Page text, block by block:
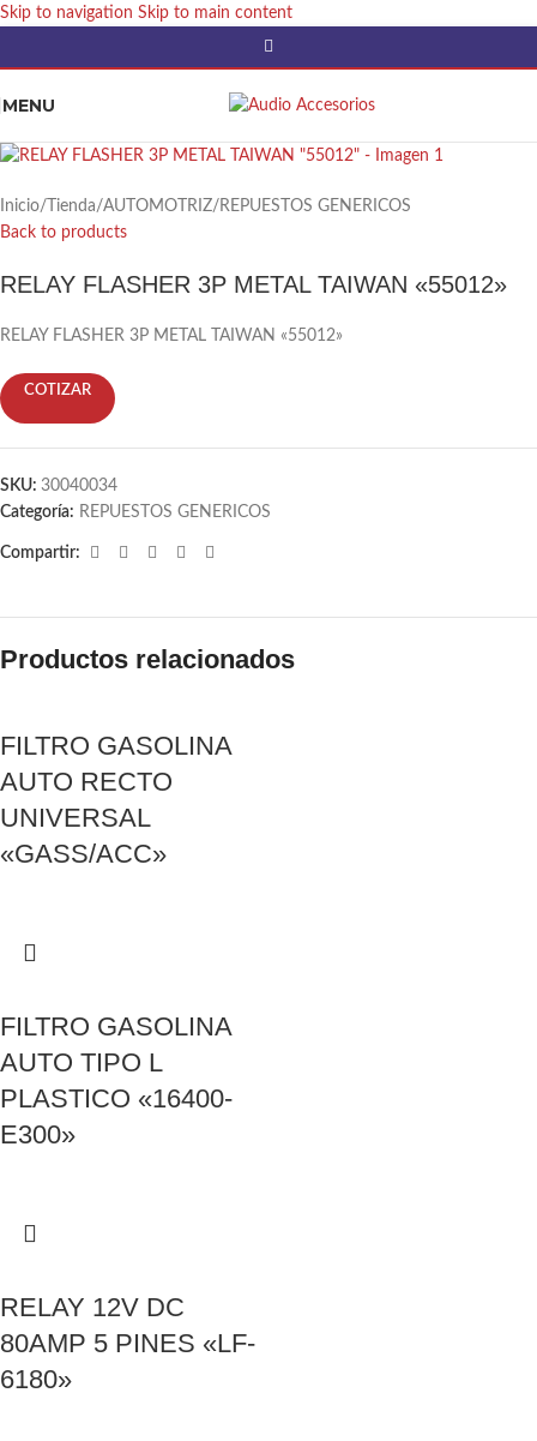
Skip to navigation Skip to main content
MENU
Inicio/ Tienda/AUTOMOTRIZ/ REPUESTOS GENERICOS
Back to products
RELAY FLASHER 3P METAL TAIWAN «55012»
RELAY FLASHER 3P METAL TAIWAN «55012»
COTIZAR
SKU: 30040034
Categoría: REPUESTOS GENERICOS
Compartir:
Productos relacionados
FILTRO GASOLINA
AUTO RECTO
UNIVERSAL
«GASS/ACC»
FILTRO GASOLINA
AUTO TIPO L
PLASTICO «16400-
E300»
RELAY 12V DC
80AMP 5 PINES «LF-
6180»